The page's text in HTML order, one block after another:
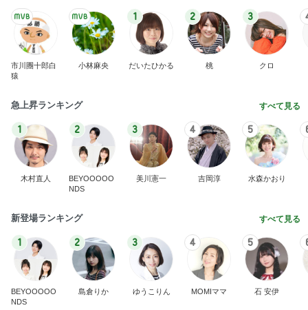
市川團十郎白
猿
小林麻央
1
だいたひかる
2
桃
3
クロ
急上昇ランキング すべて見る
1
木村直人
2
BEYOOOOO
NDS
3
美川憲一
4
吉岡淳
5
水森かおり
新登場ランキング すべて見る
1
BEYOOOOO
NDS
2
島倉りか
3
ゆうこりん
4
MOMIママ
5
石 安伊